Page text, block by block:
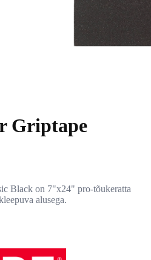
Griptape
Black on 7"x24" pro-tõukeratta
alusega.